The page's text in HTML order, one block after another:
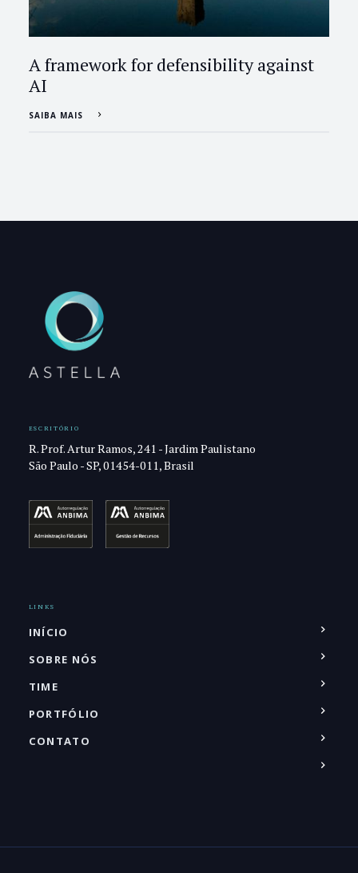
A framework for defensibility against
AI
SAIBA MAIS
ESCRITÓRIO
R. Prof. Artur Ramos, 241 - Jardim Paulistano
São Paulo - SP, 01454-011, Brasil
LINKS
INÍCIO
SOBRE NÓS
TIME
PORTFÓLIO
CONTATO